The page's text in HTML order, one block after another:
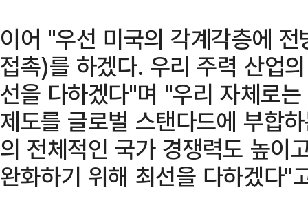
이어 "우선 미국의 각계각층에
접촉)를 하겠다. 우리 주력 산업
선을 다하겠다"며 "우리 자체로
제도를 글로벌 스탠다드에 부합
의 전체적인 국가 경쟁력도 높이
완화하기 위해 최선을 다하겠다"